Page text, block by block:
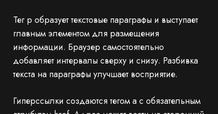
Тег p образует текстовые параграфы и выступает
главным элементом для размещения
информации. Браузер самостоятельно
добавляет интервалы сверху и снизу. Разбивка
текста на параграфы улучшает восприятие.
Гиперссылки создаются тегом a с обязательным